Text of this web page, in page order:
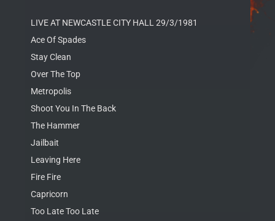
LIVE AT NEWCASTLE CITY HALL 29/3/1981
Ace Of Spades
Stay Clean
Over The Top
Metropolis
Shoot You In The Back
The Hammer
Jailbait
Leaving Here
Fire Fire
Capricorn
Too Late Too Late